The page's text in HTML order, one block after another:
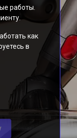
работы.
как
в